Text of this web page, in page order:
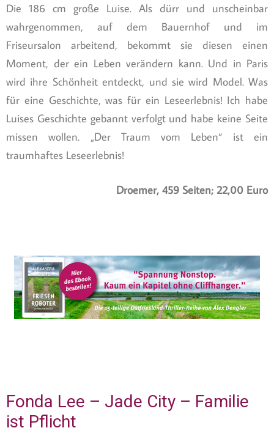
Die 186 cm große Luise. Als dürr und unscheinbar
wahrgenommen, auf dem Bauernhof und im
Friseursalon arbeitend, bekommt sie diesen einen
Moment, der ein Leben verändern kann. Und in Paris
wird ihre Schönheit entdeckt, und sie wird Model. Was
für eine Geschichte, was für ein Leseerlebnis! Ich habe
Luises Geschichte gebannt verfolgt und habe keine Seite
missen wollen. „Der Traum vom Leben“ ist ein
traumhaftes Leseerlebnis!
Droemer, 459 Seiten; 22,00 Euro
Fonda Lee – Jade City – Familie
ist Pflicht